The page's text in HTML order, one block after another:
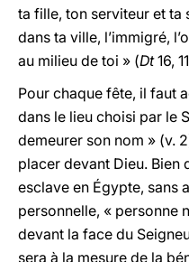
ta fille, ton serviteur et ta
dans ta ville, l’immigré,
au milieu de toi » (Dt16,
Pour chaque fête, il faut
dans le lieu choisi par le
demeurer son nom » (v.
placer devant Dieu. Bien
esclave en Égypte, sans
personnelle, « personne
devant la face du
sera à la mesure de la